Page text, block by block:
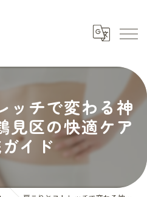
ッチで変わる神
見区の快適ケア
イド